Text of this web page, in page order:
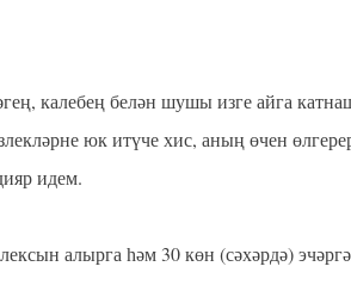
калебең белән шушы изге айга
юк итүче хис, аның өчен
идем.
алырга һәм 30 көн (сәхәрдә)